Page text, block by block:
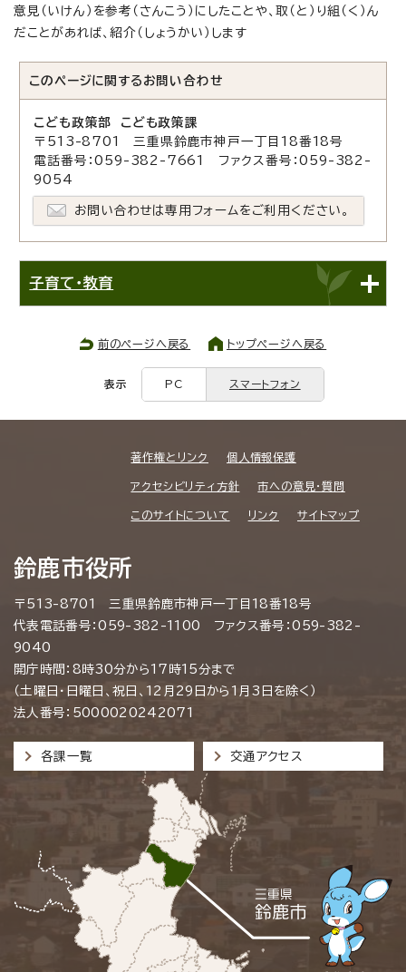
意見（いけん）を参考（さんこう）にしたことや、取（と）り組（く）ん
だことがあれば、紹介（しょうかい）します
このページに関する お問い合わせ
こども政策部 こども政策課
〒513-8701 三重県鈴鹿市神戸一丁目18番18号
電話番号：059-382-7661 ファクス番号：059-382-
9054
お問い合わせは専用フォームをご利用ください。
子育て・教育
前のページへ戻る トップページへ戻る
表示 PC スマートフォン
著作権とリンク 個人情報保護
アクセシビリティ方針 市への意見・質問
このサイトについて リンク サイトマップ
鈴鹿市役所
〒513-8701 三重県鈴鹿市神戸一丁目18番18号
代表電話番号：059-382-1100 ファクス番号：059-382-
9040
開庁時間：8時30分から17時15分まで
（土曜日・日曜日、祝日、12月29日から1月3日を除く）
法人番号：5000020242071
各課一覧 交通アクセス